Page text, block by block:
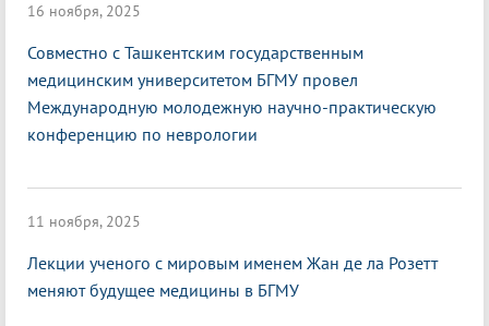
16 ноября, 2025
Совместно с Ташкентским государственным
медицинским университетом БГМУ провел
Международную молодежную научно-практическую
конференцию по неврологии
11 ноября, 2025
Лекции ученого с мировым именем Жан де ла Розетт
меняют будущее медицины в БГМУ